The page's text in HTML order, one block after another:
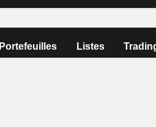
Portefeuilles Listes